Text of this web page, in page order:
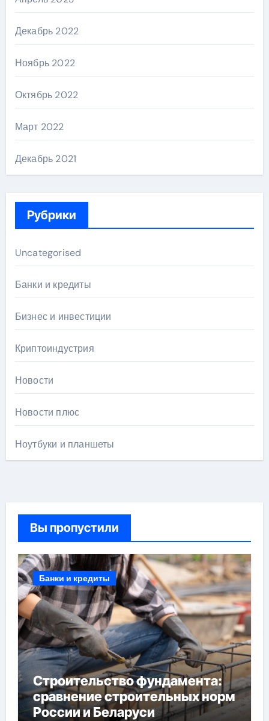
Декабрь 2022
Ноябрь 2022
Октябрь 2022
Март 2022
Декабрь 2021
Рубрики
Uncategorised
Банки и кредиты
Бизнес и инвестиции
Криптоиндустрия
Новости
Новости плюс
Ноутбуки и планшеты
Вы пропустили
Банки и кредиты
Строительство фундамента:
сравнение строительных норм
России и Беларуси